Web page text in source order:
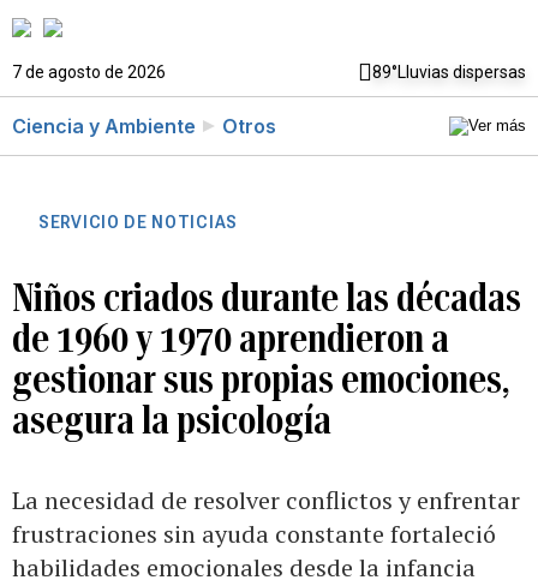
7 de agosto de 2026 89°Lluvias dispersas
Ciencia y Ambiente Otros
SERVICIO DE NOTICIAS
Niños criados durante las décadas
de 1960 y 1970 aprendieron a
gestionar sus propias emociones,
asegura la psicología
La necesidad de resolver conflictos y enfrentar
frustraciones sin ayuda constante fortaleció
habilidades emocionales desde la infancia